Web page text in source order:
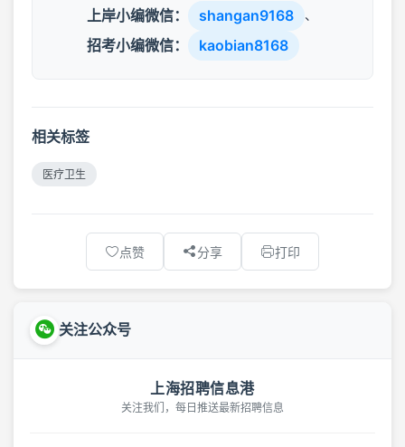
上岸小编微信： shangan9168 、
招考小编微信： kaobian8168
相关标签
医疗卫生
点赞 分享 打印
关注公众号
上海招聘信息港
关注我们，每日推送最新招聘信息